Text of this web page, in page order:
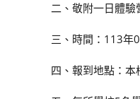
二、敬附一日體
三、時間：113年
四、報到地點：本